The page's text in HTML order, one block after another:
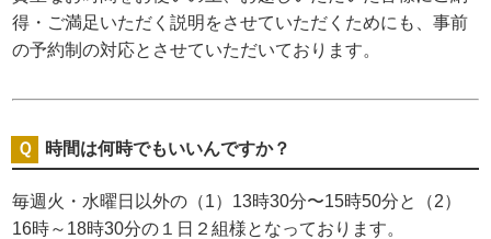
得・ご満足いただく説明をさせていただくためにも、事前
の予約制の対応とさせていただいております。
時間は何時でもいいんですか？
毎週火・水曜日以外の（1）13時30分〜15時50分と（2）
16時～18時30分の１日２組様となっております。